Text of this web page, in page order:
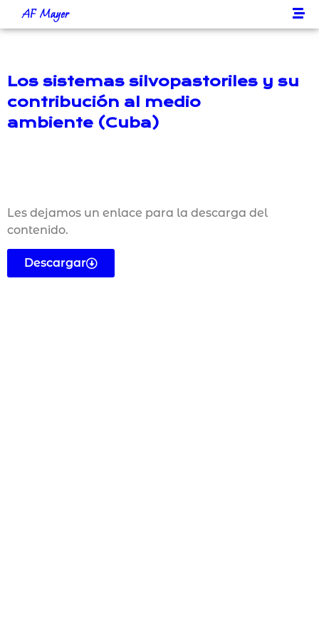
AF Mayer
Los sistemas silvopastoriles y su
contribución al medio
ambiente (Cuba)
Les dejamos un enlace para la descarga del
contenido.
Descargar